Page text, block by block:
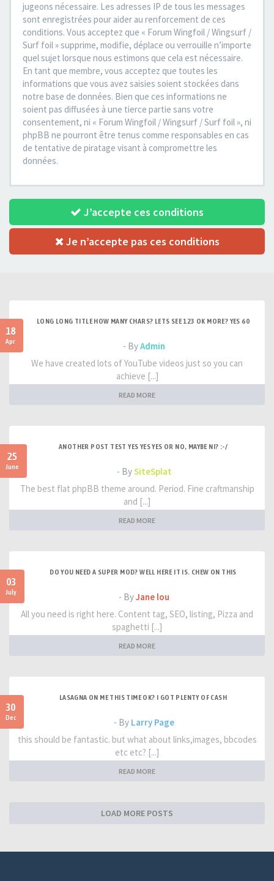
jugeons nécessaire. Les adresses IP de tous les messages
sont enregistrées pour aider au renforcement de ces
conditions. Vous acceptez que « Forum Wingfoil / Wingsurf /
Surf foil » supprime, modifie, déplace ou verrouille n’importe
quel sujet lorsque nous estimons que cela est nécessaire.
En tant que membre, vous acceptez que toutes les
informations que vous avez saisies soient stockées dans
notre base de données. Bien que ces informations ne
soient pas diffusées à une tierce partie sans votre
consentement, ni « Forum Wingfoil / Wingsurf / Surf foil », ni
phpBB ne pourront être tenus comme responsables en cas
de tentative de piratage visant à compromettre les
données.
J’accepte ces conditions
Je n’accepte pas ces conditions
18
Apr
LONG LONG TITLE HOW MANY CHARS? LETS SEE 123 OK MORE? YES 60
- ByAdmin
We have created lots of YouTube videos just so you can
achieve [...]
READ MORE
25
June
ANOTHER POST TEST YES YES YES OR NO, MAYBE NI? :-/
- BySiteSplat
The best flat phpBB theme around. Period. Fine craftmanship
and [...]
READ MORE
03
July
DO YOU NEED A SUPER MOD? WELL HERE IT IS. CHEW ON THIS
- ByJane lou
All you need is right here. Content tag, SEO, listing, Pizza and
spaghetti [...]
READ MORE
30
Dec
LASAGNA ON ME THIS TIME OK? I GOT PLENTY OF CASH
- By Larry Page
this should be fantastic. but what about links,images, bbcodes
etc etc? [...]
READ MORE
LOAD MORE POSTS